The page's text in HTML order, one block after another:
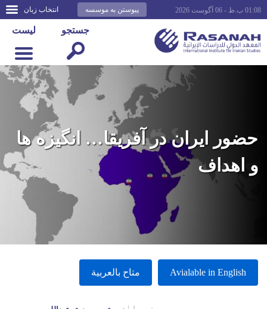
انتخاب زبان پیوستن به موسسه 01:08 ب.ظ - 06 آگوست 2026
لیست جستجو
حضور ایران در آفریقا… انگیزه ها
و اهداف
Avialable in English متاح بالعربية